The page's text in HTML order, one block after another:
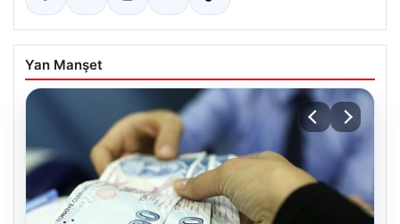
Yan Manşet